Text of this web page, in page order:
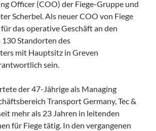
Officer (COO) der Fiege-Gruppe und
Scherbel. Als neuer COO von Fiege
das operative Geschäft an den
Standorten des
mit Hauptsitz in Greven
sein.
der 47-Jährige als Managing
Transport Germany, Tec &
mehr als 23 Jahren in leitenden
für Fiege tätig. In den vergangenen